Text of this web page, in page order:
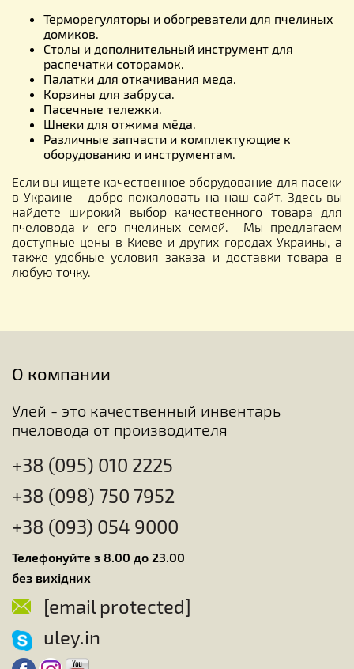
Терморегуляторы и обогреватели для пчелиных
домиков.
Столы и дополнительный инструмент для
распечатки соторамок.
Палатки для откачивания меда.
Корзины для забруса.
Пасечные тележки.
Шнеки для отжима мёда.
Различные запчасти и комплектующие к
оборудованию и инструментам.
Если вы ищете качественное оборудование для пасеки
в Украине - добро пожаловать на наш сайт. Здесь вы
найдете широкий выбор качественного товара для
пчеловода и его пчелиных семей. Мы предлагаем
доступные цены в Киеве и других городах Украины, а
также удобные условия заказа и доставки товара в
любую точку.
О компании
Улей - это качественный инвентарь
пчеловода от производителя
+38 (095) 010 2225
+38 (098) 750 7952
+38 (093) 054 9000
Телефонуйте з 8.00 до 23.00
без вихідних
[email protected]
uley.in